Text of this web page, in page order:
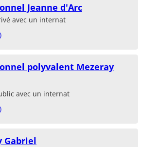
Jeanne d'Arc
avec un internat
polyvalent Mezeray
avec un internat
Gabriel